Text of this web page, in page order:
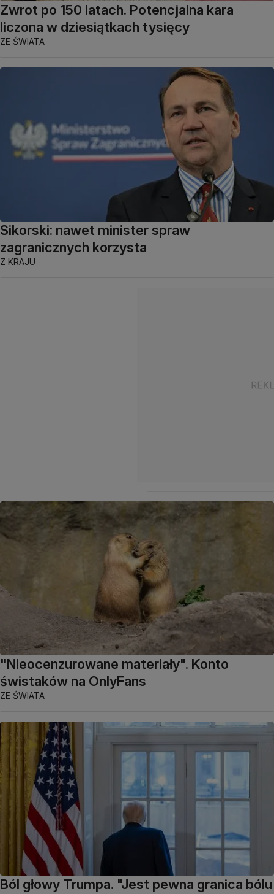
Zwrot po 150 latach. Potencjalna kara
liczona w dziesiątkach tysięcy
ZE ŚWIATA
Sikorski: nawet minister spraw
zagranicznych korzysta
Z KRAJU
"Nieocenzurowane materiały". Konto
świstaków na OnlyFans
ZE ŚWIATA
Ból głowy Trumpa. "Jest pewna granica bólu